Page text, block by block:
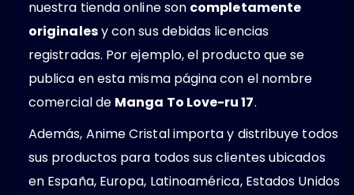
nuestra tienda online son completamente
originalesy con sus debidas licencias
registradas. Por ejemplo, el producto que se
publica en esta misma página con el nombre
comercial de Manga To Love-ru 17.
Además, Anime Cristal importa y distribuye todos
sus productos para todos sus clientes ubicados
en España, Europa, Latinoamérica, Estados Unidos